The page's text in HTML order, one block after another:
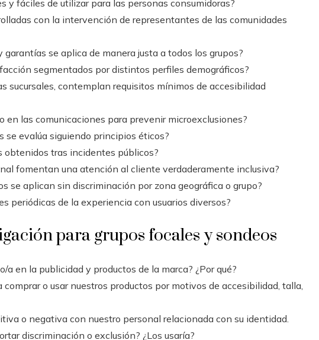
y fáciles de utilizar para las personas consumidoras?
con la intervención de representantes de las comunidades
garantías se aplica de manera justa a todos los grupos?
segmentados por distintos perfiles demográficos?
sucursales, contemplan requisitos mínimos de accesibilidad
en las comunicaciones para prevenir microexclusiones?
se evalúa siguiendo principios éticos?
obtenidos tras incidentes públicos?
fomentan una atención al cliente verdaderamente inclusiva?
se aplican sin discriminación por zona geográfica o grupo?
periódicas de la experiencia con usuarios diversos?
para grupos focales y sondeos
a en la publicidad y productos de la marca? ¿Por qué?
comprar o usar nuestros productos por motivos de accesibilidad, talla,
o negativa con nuestro personal relacionada con su identidad.
discriminación o exclusión? ¿Los usaría?